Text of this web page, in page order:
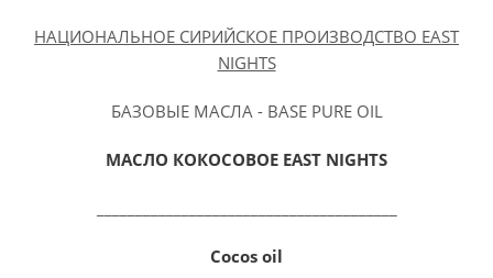
НАЦИОНАЛЬНОЕ СИРИЙСКОЕ ПРОИЗВОДСТВО EAST
NIGHTS
БАЗОВЫЕ МАСЛА - BASE PURE OIL
МАСЛО КОКОСОВОЕ EAST NIGHTS
Cocos oil